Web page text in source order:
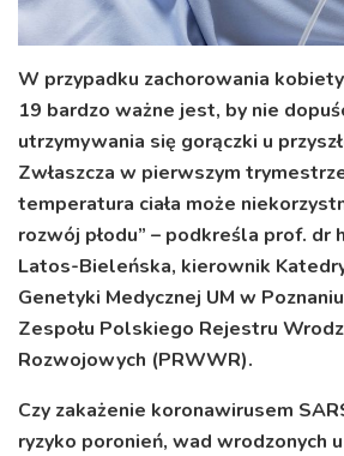
W przypadku zachorowania
19 bardzo ważne jest, by nie
utrzymywania się gorączki u
Zwłaszcza w pierwszym
temperatura ciała może
rozwój płodu” – podkreśla prof. dr
Latos-Bieleńska, kierownik
Genetyki Medycznej UM w
Zespołu Polskiego Rejestru
Rozwojowych (PRWWR).
Czy zakażenie koronawirusem
ryzyko poronień, wad wrodzonych u